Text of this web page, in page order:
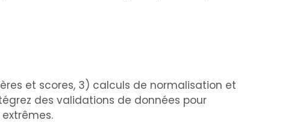
et scores, 3) calculs de normalisation et
des validations de données pour